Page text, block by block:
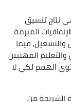
تنسيق
المبرمة
فيما
المهنيين
الهمم لكي لا
من